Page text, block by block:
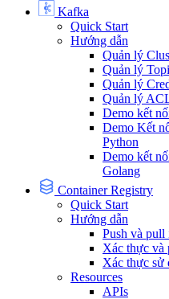
Kafka
Quick Start
Hướng dẫn
Quản lý
Quản lý
Quản lý
Quản lý
Demo kết
Demo Kết
Python
Demo kết
Golang
Container Registry
Quick Start
Hướng dẫn
Push và pull
Xác thực và
Xác thực sử
Resources
APIs